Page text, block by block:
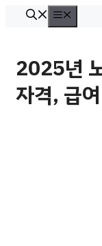
뉴
2025년
자격, 급